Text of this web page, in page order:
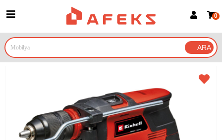
Google İle Bağlan
0